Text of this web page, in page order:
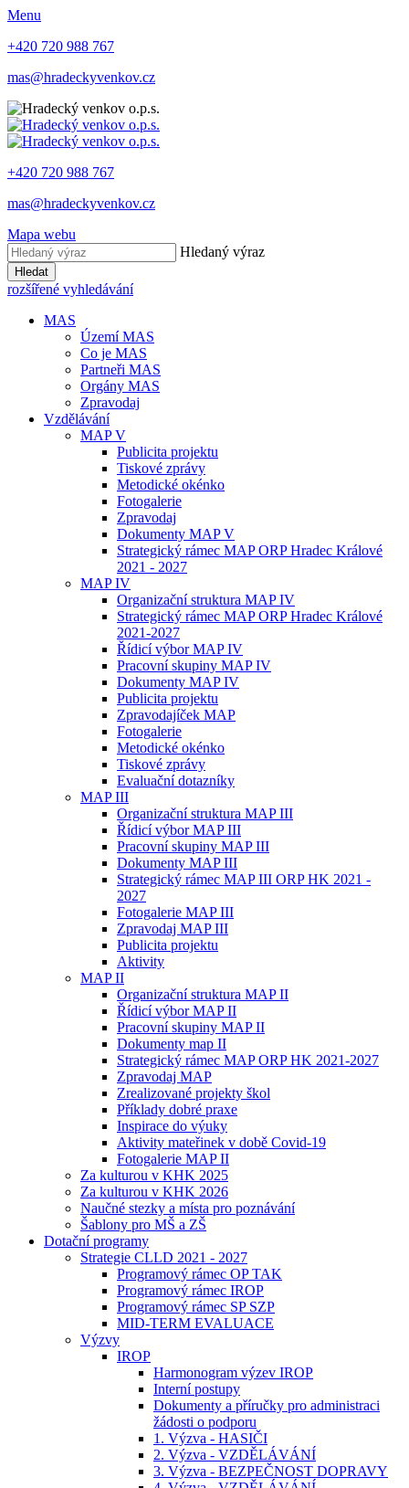
Menu
+420 720 988 767
mas@hradeckyvenkov.cz
+420 720 988 767
mas@hradeckyvenkov.cz
Mapa webu
Hledaný výraz
Hledat
rozšířené vyhledávání
MAS
Území MAS
Co je MAS
Partneři MAS
Orgány MAS
Zpravodaj
Vzdělávání
MAP V
Publicita projektu
Tiskové zprávy
Metodické okénko
Fotogalerie
Zpravodaj
Dokumenty MAP V
Strategický rámec MAP ORP Hradec Králové
2021 - 2027
MAP IV
Organizační struktura MAP IV
Strategický rámec MAP ORP Hradec Králové
2021-2027
Řídicí výbor MAP IV
Pracovní skupiny MAP IV
Dokumenty MAP IV
Publicita projektu
Zpravodajíček MAP
Fotogalerie
Metodické okénko
Tiskové zprávy
Evaluační dotazníky
MAP III
Organizační struktura MAP III
Řídicí výbor MAP III
Pracovní skupiny MAP III
Dokumenty MAP III
Strategický rámec MAP III ORP HK 2021 -
2027
Fotogalerie MAP III
Zpravodaj MAP III
Publicita projektu
Aktivity
MAP II
Organizační struktura MAP II
Řídicí výbor MAP II
Pracovní skupiny MAP II
Dokumenty map II
Strategický rámec MAP ORP HK 2021-2027
Zpravodaj MAP
Zrealizované projekty škol
Příklady dobré praxe
Inspirace do výuky
Aktivity mateřinek v době Covid-19
Fotogalerie MAP II
Za kulturou v KHK 2025
Za kulturou v KHK 2026
Naučné stezky a místa pro poznávání
Šablony pro MŠ a ZŠ
Dotační programy
Strategie CLLD 2021 - 2027
Programový rámec OP TAK
Programový rámec IROP
Programový rámec SP SZP
MID-TERM EVALUACE
Výzvy
IROP
Harmonogram výzev IROP
Interní postupy
Dokumenty a příručky pro administraci
žádosti o podporu
1. Výzva - HASIČI
2. Výzva - VZDĚLÁVÁNÍ
3. Výzva - BEZPEČNOST DOPRAVY